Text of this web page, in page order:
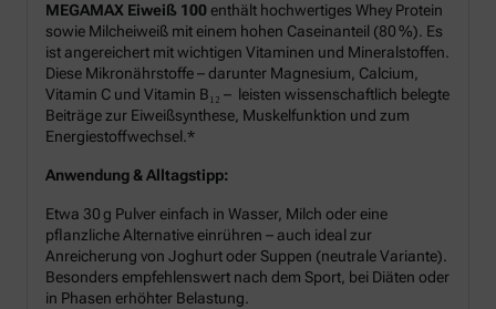
MEGAMAX Eiweiß 100enthält hochwertiges Whey Protein
sowie Milcheiweiß mit einem hohen Caseinanteil (80 %). Es
ist angereichert mit wichtigen Vitaminen und Mineralstoffen.
Diese Mikronährstoffe – darunter Magnesium, Calcium,
Vitamin C und Vitamin B₁₂ – leisten wissenschaftlich belegte
Beiträge zur Eiweißsynthese, Muskelfunktion und zum
Energiestoffwechsel.*
Anwendung & Alltagstipp:
Etwa 30 g Pulver einfach in Wasser, Milch oder eine
pflanzliche Alternative einrühren – auch ideal zur
Anreicherung von Joghurt oder Suppen (neutrale Variante).
Besonders empfehlenswert nach dem Sport, bei Diäten oder
in Phasen erhöhter Belastung.